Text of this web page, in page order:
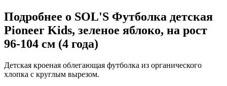
Подробнее о SOL'S Футболка детская
Pioneer Kids, зеленое яблоко, на рост
96-104 см (4 года)
Детская кроеная облегающая футболка из органического
хлопка с круглым вырезом.